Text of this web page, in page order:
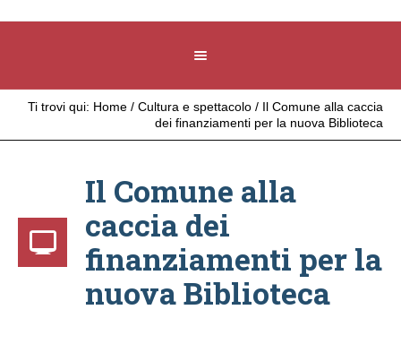
Ti trovi qui: Home / Cultura e spettacolo / Il Comune alla caccia
dei finanziamenti per la nuova Biblioteca
Il Comune alla
caccia dei
finanziamenti per la
nuova Biblioteca